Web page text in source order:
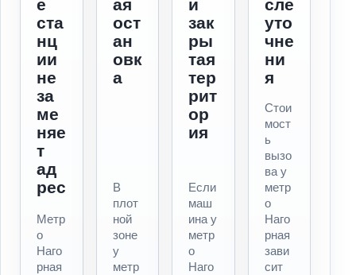
е
ста
нц
ии
не
за
ме
няе
т
ад
рес
Метр
о
Наго
рная
ая
ост
ан
овк
а
В
плот
ной
зоне
у
метр
и
зак
ры
тая
тер
рит
ор
ия
Если
маш
ина у
метр
о
Наго
сле
уто
чне
ни
я
Стои
мост
ь
вызо
ва у
метр
о
Наго
рная
зави
сит